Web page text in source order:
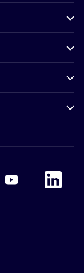
Accor Youtube
Accor